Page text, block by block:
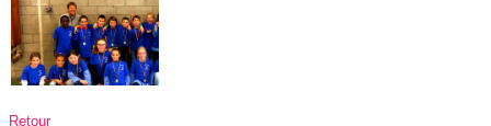
Retour